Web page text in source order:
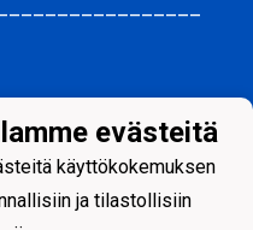
evästeitä
käyttökokemuksen
ja tilastollisiin